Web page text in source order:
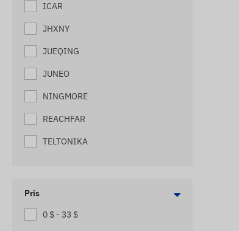
ICAR
JHXNY
JUEQING
JUNEO
NINGMORE
REACHFAR
TELTONIKA
Pris
0 $ - 33 $